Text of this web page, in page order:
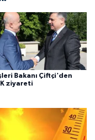
Bakanı Çiftçi'den
ziyareti